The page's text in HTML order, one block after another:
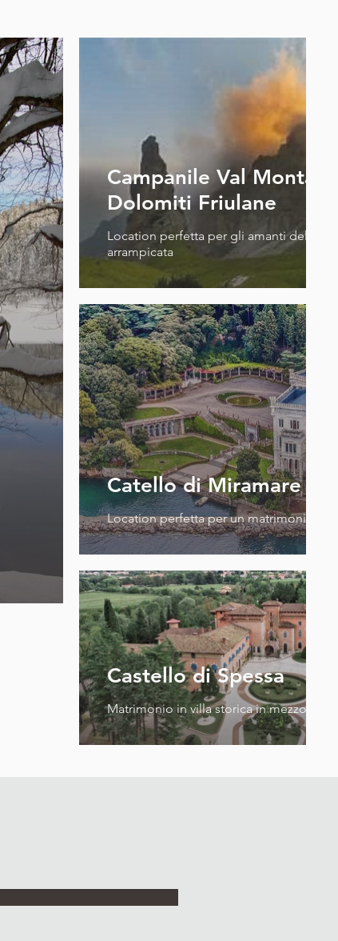
Campanile Val
Dolomiti Friulane
Location perfetta per gli amanti del
arrampicata
Catello di Miramare -
Location perfetta per un matrimonio
Castello di Spessa
Matrimonio in villa storica in mezzo ai